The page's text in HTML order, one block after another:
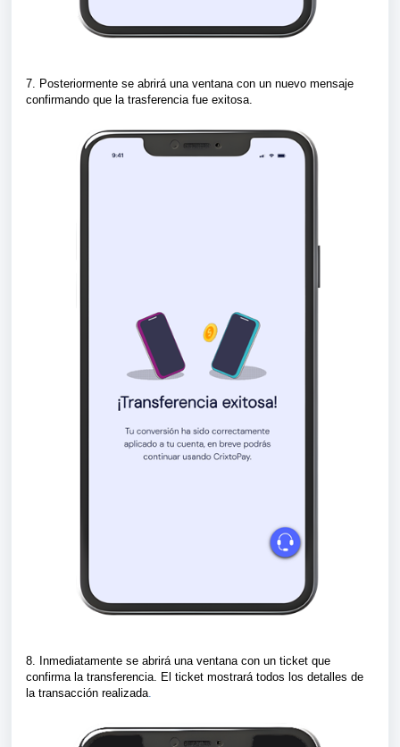
7. Posteriormente se abrirá una ventana con un nuevo mensaje
confirmando que la trasferencia fue exitosa.
8. Inmediatamente se abrirá una ventana con un ticket que
confirma la transferencia. El ticket mostrará todos los detalles de
la transacción realizada.